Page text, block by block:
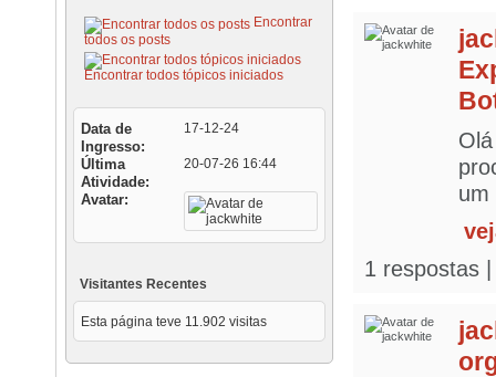
Encontrar
todos os posts
Encontrar todos tópicos iniciados
Data de
Ingresso
17-12-24
Última
Atividade
20-07-26 16:44
Avatar
Visitantes Recentes
Esta página teve 11.902 visitas
um
1 respostas